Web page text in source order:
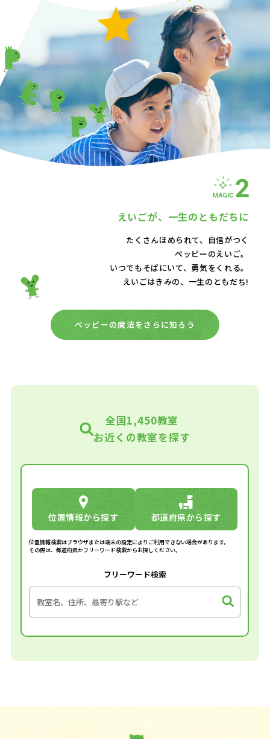
えいごが、 一生のともだちに
たくさんほめられて、自信がつく
ペッピーのえいご。
いつでもそばにいて、 勇気をくれる。
えいごはきみの、一生のともだち!
ペッピーの魔法をさらに知ろう
全国1,450教室
お近くの教室を探す
位置情報から探す 都道府県から探す
位置情報検索はブラウザまたは端末の設定によりご利用できない場合があります。
その際は、都道府県かフリーワード検索からお探しください。
フリーワード検索